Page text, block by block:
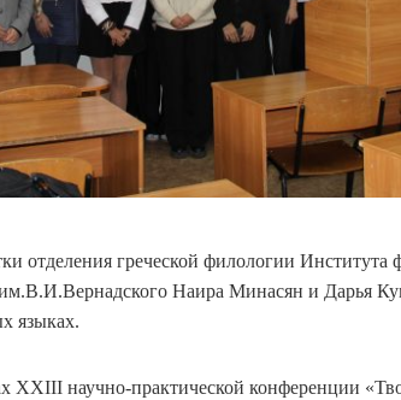
отделения греческой филологии
им.В.И.Вернадского Наира Минасян и Дарья
языках.
XXIII научно-практической конференции